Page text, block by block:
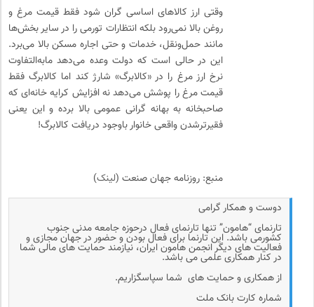
وقتی ارز کالاهای اساسی گران شود فقط قیمت مرغ و
روغن بالا نمی‌رود بلکه انتظارات تورمی را در سایر بخش‌ها
مانند حمل‌ونقل، خدمات و حتی اجاره مسکن بالا می‌برد.
این در حالی است که دولت وعده می‌دهد مابه‌التفاوت
نرخ ارز مرغ را در «کالابرگ» شارژ کند اما کالابرگ فقط
قیمت مرغ را پوشش می‌دهد نه افزایش کرایه خانه‌ای که
صاحبخانه به بهانه گرانی عمومی بالا برده و این یعنی
فقیرترشدن واقعی خانوار باوجود دریافت کالابرگ!
منبع: روزنامه جهان صنعت (لینک)
دوست و همکار گرامی
تارنمای “هامون” تنها تارنمای فعال درحوزه جامعه مدنی جنوب
کشورمی باشد. این تارنما برای فعال بودن و حضور در جهان مجازی و
فعالیت های دیگر انجمن هامون ایران، نیازمند حمایت های مالی شما
در کنار همکاری علمی می باشد.
از همکاری و حمایت های شما سپاسگزاریم.
شماره کارت بانک ملت